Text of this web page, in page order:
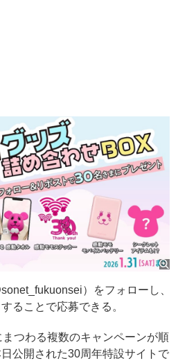
）をフォローし、
ることで応募できる。
つわる複数のキャンペーンが順
公開された30周年特設サイトで